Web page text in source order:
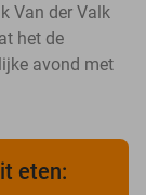
Van der Valk
het de
avond met
eten: